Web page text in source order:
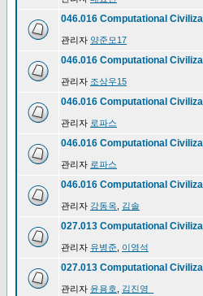
046.016 Computational
관리자 양준모17
046.016 Computational
관리자 조상우15
046.016 Computational
관리자 로파스
046.016 Computational
관리자 로파스
046.016 Computational
관리자 강동옥 김솔
027.013 Computational
관리자 유병준 이영석
027.013 Computational
관리자 윤용호 김진영_